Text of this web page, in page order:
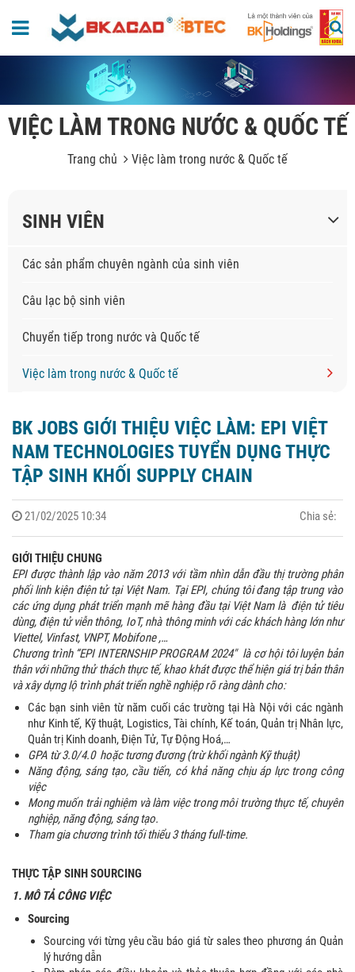
VIỆC LÀM TRONG NƯỚC & QUỐC TẾ
Trang chủ Việc làm trong nước & Quốc tế
SINH VIÊN
Các sản phẩm chuyên ngành của sinh viên
Câu lạc bộ sinh viên
Chuyển tiếp trong nước và Quốc tế
Việc làm trong nước & Quốc tế
BK JOBS GIỚI THIỆU VIỆC LÀM: EPI VIỆT
NAM TECHNOLOGIES TUYỂN DỤNG THỰC
TẬP SINH KHỐI SUPPLY CHAIN
21/02/2025 10:34 Chia sẻ:
GIỚI THIỆU CHUNG
EPI được thành lập vào năm 2013 với tầm nhìn dẫn đầu thị trường phân
phối linh kiện điện tử tại Việt Nam. Tại EPI, chúng tôi đang tập trung vào
các ứng dụng phát triển mạnh mẽ hàng đầu tại Việt Nam là điện tử tiêu
dùng, điện tử viễn thông, IoT, nhà thông minh với các khách hàng lớn như
Viettel, Vinfast, VNPT, Mobifone ,…
Chương trình “EPI INTERNSHIP PROGRAM 2024″ là cơ hội tôi luyện bản
thân với những thử thách thực tế, khao khát được thể hiện giá trị bản thân
và xây dựng lộ trình phát triển nghề nghiệp rõ ràng dành cho:
Các bạn sinh viên từ năm cuối các trường tại Hà Nội với các ngành
như Kinh tế, Kỹ thuật, Logistics, Tài chính, Kế toán, Quản trị Nhân lực,
Quản trị Kinh doanh, Điện Tử, Tự Động Hoá,…
GPA từ 3.0/4.0 hoặc tương đương (trừ khối ngành Kỹ thuật)
Năng động, sáng tạo, cầu tiến, có khả năng chịu áp lực trong công
việc
Mong muốn trải nghiệm và làm việc trong môi trường thực tế, chuyên
nghiệp, năng động, sáng tạo.
Tham gia chương trình tối thiểu 3 tháng full-time.
THỰC TẬP SINH SOURCING
1. MÔ TẢ CÔNG VIỆC
Sourcing
Sourcing với từng yêu cầu báo giá từ sales theo phương án Quản
lý hướng dẫn